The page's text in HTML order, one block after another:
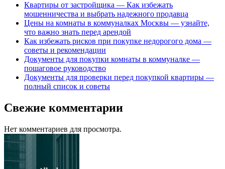
Квартиры от застройщика — Как избежать
мошенничества и выбрать надежного продавца
Цены на комнаты в коммуналках Москвы — узнайте,
что важно знать перед арендой
Как избежать рисков при покупке недорогого дома —
советы и рекомендации
Документы для покупки комнаты в коммуналке —
пошаговое руководство
Документы для проверки перед покупкой квартиры —
полный список и советы
Свежие комментарии
Нет комментариев для просмотра.